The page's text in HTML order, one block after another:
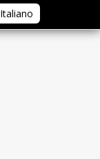
Italiano